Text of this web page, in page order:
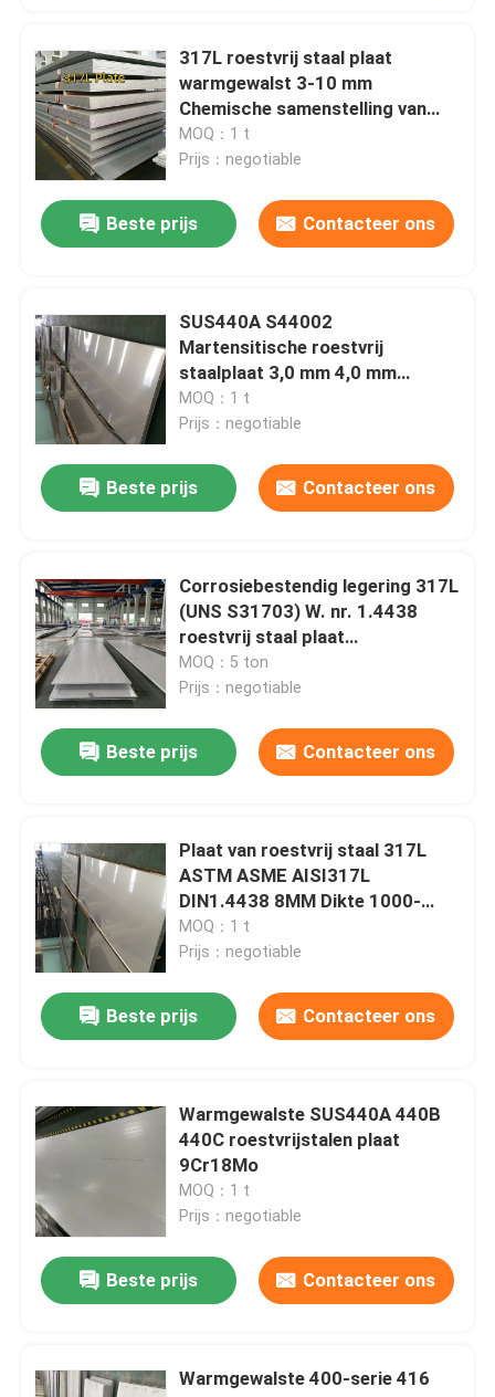
Producten
Video's
Over ons
Kwaliteitscontrole
Neem contact met ons op
Nieuws
Vraag een offerte
Koudgewalst Roestvrij staalblad
Warmgewalste Roestvrij staalplaat
de rol van de roestvrij staalstrook
Roestvrij staal Gelaste Buis
Roestvrij staal Naadloze Buis
Roestvrij staal Ronde Bar
317L roestvrij staal plaat
warmgewalst 3-10 mm
Chemische samenstelling van
317l roestvrij staal
MOQ：1 t
Prijs：negotiable
Beste prijs Contacteer ons
SUS440A S44002
Martensitische roestvrij
staalplaat 3,0 mm 4,0 mm
warmgewalste 9Cr18Mo-plaat
MOQ：1 t
Prijs：negotiable
Beste prijs Contacteer ons
Corrosiebestendig legering 317L
(UNS S31703) W. nr. 1.4438
roestvrij staal plaat
4*1500*6000mm
MOQ：5 ton
Prijs：negotiable
Beste prijs Contacteer ons
Plaat van roestvrij staal 317L
ASTM ASME AISI317L
DIN1.4438 8MM Dikte 1000-
2000mm
MOQ：1 t
Prijs：negotiable
Beste prijs Contacteer ons
Warmgewalste SUS440A 440B
440C roestvrijstalen plaat
9Cr18Mo
MOQ：1 t
Prijs：negotiable
Beste prijs Contacteer ons
Warmgewalste 400-serie 416